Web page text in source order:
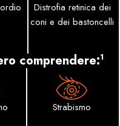
Distrofia retinica dei
coni e dei bastoncelli
comprendere:1
Strabismo